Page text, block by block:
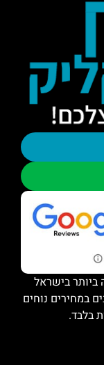
ביותר בישראל
במחירים נוחים